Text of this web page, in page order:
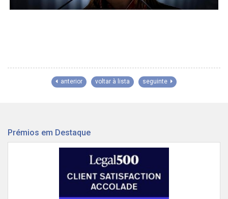
anterior voltar à lista seguinte
Prémios em Destaque